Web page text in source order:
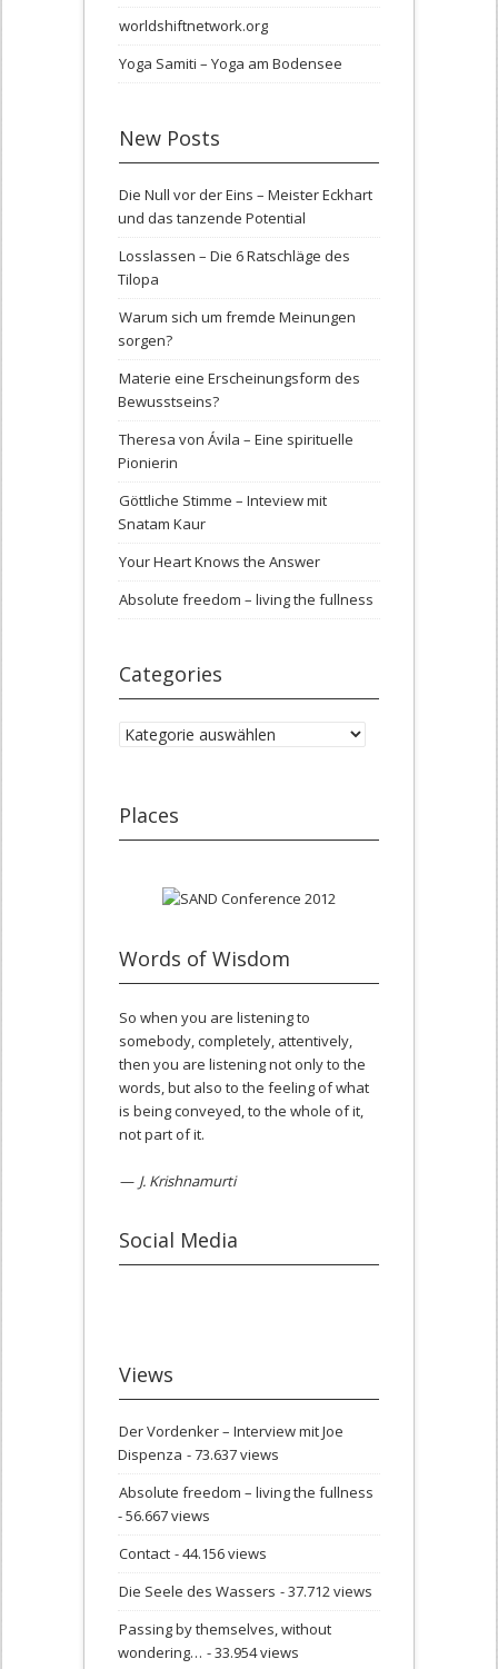
worldshiftnetwork.org
Yoga Samiti – Yoga am Bodensee
New Posts
Die Null vor der Eins – Meister Eckhart
und das tanzende Potential
Losslassen – Die 6 Ratschläge des
Tilopa
Warum sich um fremde Meinungen
sorgen?
Materie eine Erscheinungsform des
Bewusstseins?
Theresa von Ávila – Eine spirituelle
Pionierin
Göttliche Stimme – Inteview mit
Snatam Kaur
Your Heart Knows the Answer
Absolute freedom – living the fullness
Categories
Categories
Places
Words of Wisdom
So when you are listening to
somebody, completely, attentively,
then you are listening not only to the
words, but also to the feeling of what
is being conveyed, to the whole of it,
not part of it.
— J. Krishnamurti
Social Media
Views
Der Vordenker – Interview mit Joe
Dispenza - 73.637 views
Absolute freedom – living the fullness
- 56.667 views
Contact - 44.156 views
Die Seele des Wassers - 37.712 views
Passing by themselves, without
wondering… - 33.954 views